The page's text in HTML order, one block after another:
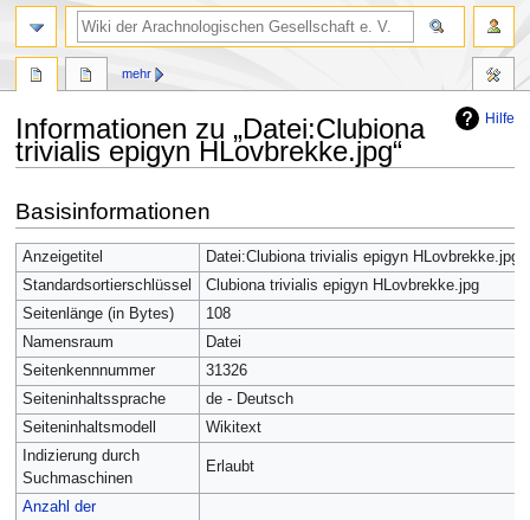
Hilfe
Informationen zu „Datei:Clubiona
trivialis epigyn HLovbrekke.jpg“
Navigation
springen
Suche
springen
Basisinformationen
Anzeigetitel
Datei:Clubiona trivialis epigyn HLovbrekke.jpg
Standardsortierschlüssel
Clubiona trivialis epigyn HLovbrekke.jpg
Seitenlänge (in Bytes)
108
Namensraum
Datei
Seitenkennnummer
31326
Seiteninhaltssprache
de - Deutsch
Seiteninhaltsmodell
Wikitext
Indizierung durch
Suchmaschinen
Erlaubt
Anzahl der
mehr